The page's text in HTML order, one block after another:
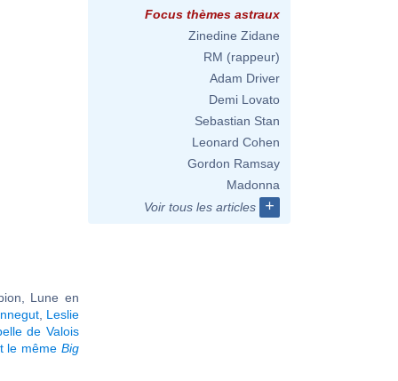
Lune en
, Leslie
de Valois
le mêmeBig
Focus thèmes astraux
Zinedine Zidane
RM (rappeur)
Adam Driver
Demi Lovato
Sebastian Stan
Leonard Cohen
Gordon Ramsay
Madonna
Voir tous les articles
+